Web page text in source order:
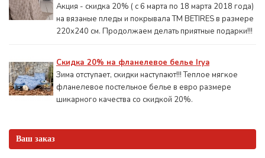
Акция - скидка 20% ( с 6 марта по 18 марта 2018 года)
на вязаные пледы и покрывала ТМ BETIRES в размере
220х240 см. Продолжаем делать приятные подарки!!!
Скидка 20% на фланелевое белье Irya
Зима отступает, скидки наступают!!! Теплое мягкое
фланелевое постельное белье в евро размере
шикарного качества со скидкой 20%.
Ваш заказ